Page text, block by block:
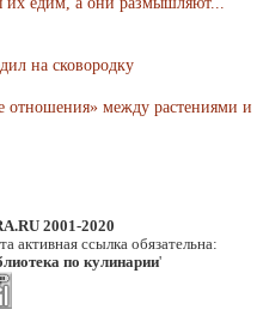
на сковородку
отношения» между растениями и
2001-2020
активная ссылка обязательна:
по кулинарии'